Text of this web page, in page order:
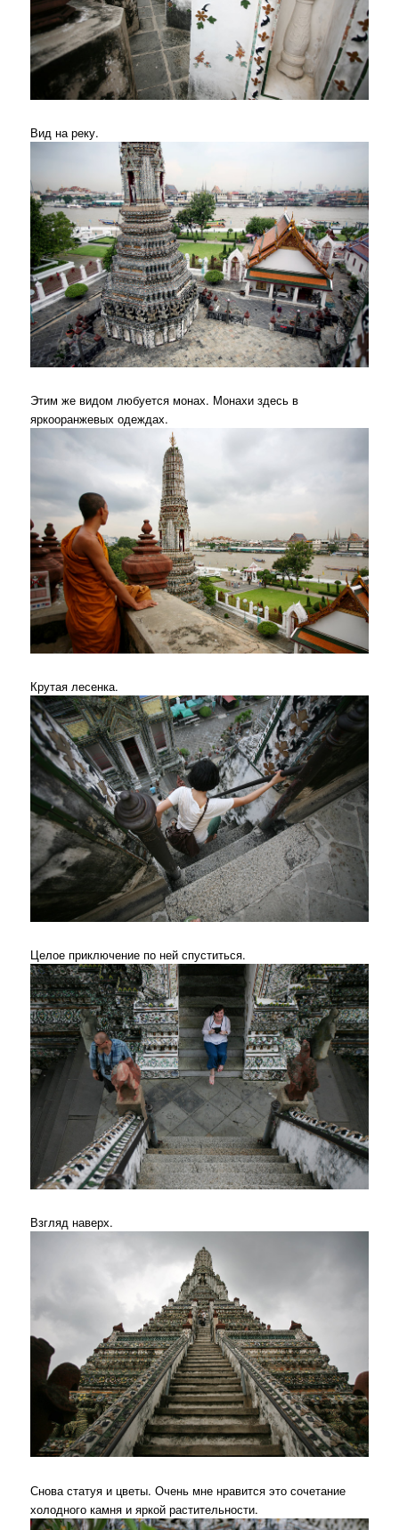
Вид на реку.
Этим же видом любуется монах. Монахи здесь в
яркооранжевых одеждах.
Крутая лесенка.
Целое приключение по ней спуститься.
Взгляд наверх.
Снова статуя и цветы. Очень мне нравится это сочетание
холодного камня и яркой растительности.